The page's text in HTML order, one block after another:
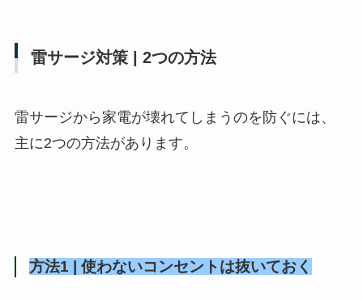
雷サージ対策 | 2つの方法
雷サージから家電が壊れてしまうのを防ぐには、
主に2つの方法があります。
方法1 | 使わないコンセントは抜いておく